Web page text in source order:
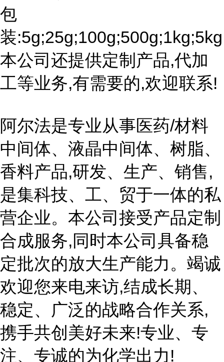
包
装:5g;25g;100g;500g;1kg;5kg
本公司还提供定制产品,代加
工等业务,有需要的,欢迎联系!
阿尔法是专业从事医药/材料
中间体、液晶中间体、树脂、
香料产品,研发、生产、销售,
是集科技、工、贸于一体的私
营企业。本公司接受产品定制
合成服务,同时本公司具备稳
定批次的放大生产能力。竭诚
欢迎您来电来访,结成长期、
稳定、广泛的战略合作关系,
携手共创美好未来!专业、专
注、专诚的为化学出力!